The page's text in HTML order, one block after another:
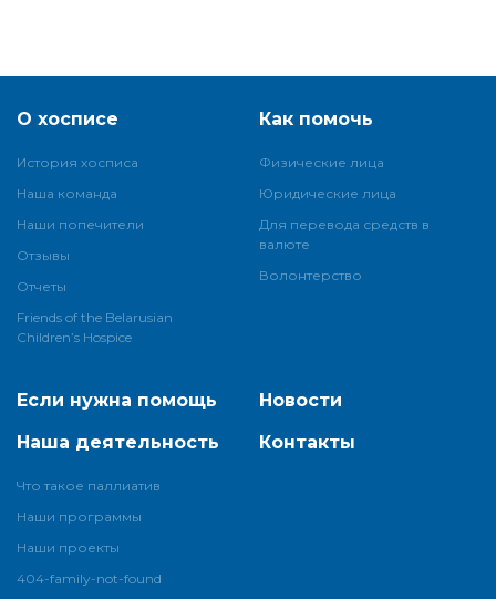
О хосписе
История хосписа
Наша команда
Наши попечители
Отзывы
Отчеты
Friends of the Belarusian
Children’s Hospice
Как помочь
Физические лица
Юридические лица
Для перевода средств в
валюте
Волонтерство
Если нужна помощь
Наша деятельность
Что такое паллиатив
Наши программы
Наши проекты
404-family-not-found
Новости
Контакты